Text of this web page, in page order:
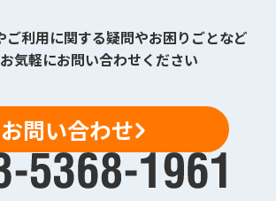
ご利用に関する疑問やお困りごとなど
気軽にお問い合わせください
お問い合わせ